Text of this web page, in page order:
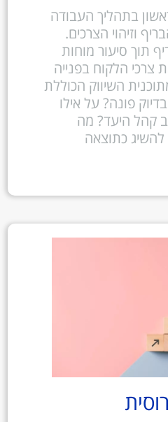
בתהליך העבודה
וזיהוי הצרכים.
תוך סיעור מוחות
צרכי הלקוח בפנייה
השיווק הכוללת
פונה? על אילו
קהל היעד? מה
להשיג כתוצאה